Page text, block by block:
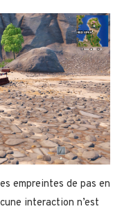
empreintes de pas en
interaction n’est